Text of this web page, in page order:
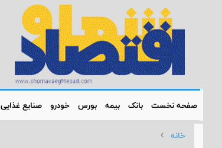
صفحه نخست بانک بیمه بورس خودرو صنایع غذایی
خانه